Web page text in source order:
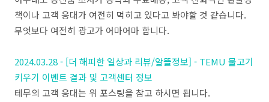
책이나 고객 응대가 여전히 먹히고 있다고 봐야할 것 같습니다.
무엇보다 여전히 광고가 어마어마 합니다.
2024.03.28 - [더 해피한 일상과 리뷰/알뜰정보] - TEMU 물고기
키우기 이벤트 결과 및 고객센터 정보
테무의 고객 응대는 위 포스팅을 참고 하시면 됩니다.